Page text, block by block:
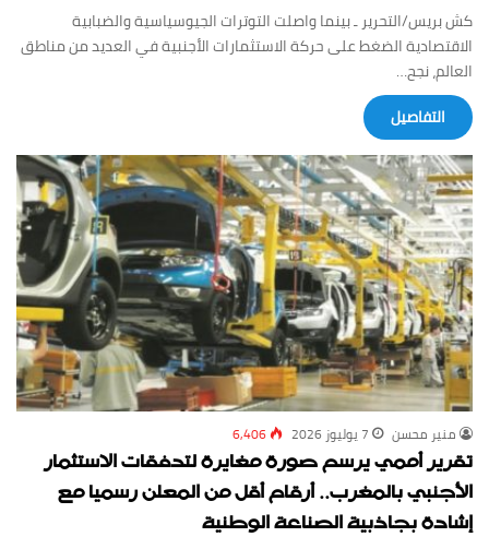
كش بريس/التحرير ـ بينما واصلت التوترات الجيوسياسية والضبابية
الاقتصادية الضغط على حركة الاستثمارات الأجنبية في العديد من مناطق
العالم، نجح…
‏التفاصيل
منير محسن 7 يوليوز 2026 6,406
تقرير أممي يرسم صورة مغايرة لتدفقات الاستثمار
الأجنبي بالمغرب.. أرقام أقل من المعلن رسميا مع
إشادة بجاذبية الصناعة الوطنية